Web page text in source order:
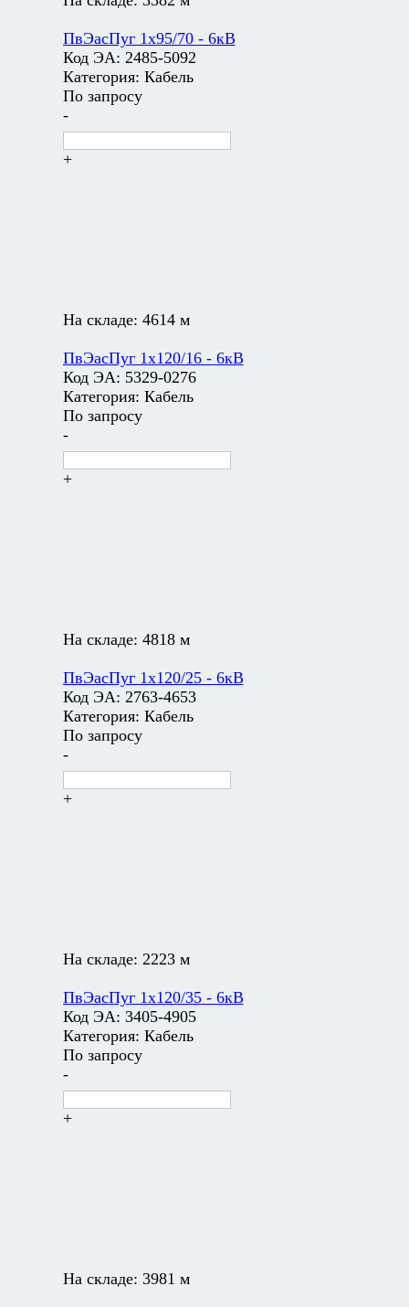
ПвЭасПуг 1х95/70 - 6кВ
Код ЭА: 2485-5092
Категория: Кабель
По запросу
-
+
На складе: 4614 м
ПвЭасПуг 1х120/16 - 6кВ
Код ЭА: 5329-0276
Категория: Кабель
По запросу
-
+
На складе: 4818 м
ПвЭасПуг 1х120/25 - 6кВ
Код ЭА: 2763-4653
Категория: Кабель
По запросу
-
+
На складе: 2223 м
ПвЭасПуг 1х120/35 - 6кВ
Код ЭА: 3405-4905
Категория: Кабель
По запросу
-
+
На складе: 3981 м